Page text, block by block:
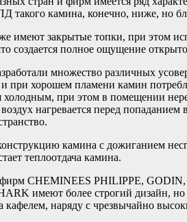
такого камина, конечно, ниже, но
имеют закрытые топки, при этом
создается полное ощущение
множество различных
при хорошем пламени камин
холодным, при этом в помещении
нагревается перед
камина с дожиганием
теплоотдача камина.
CHEMINEES PHILIPPE, GODIN,
имеют более строгий дизайн, но
наряду с чрезвычайно